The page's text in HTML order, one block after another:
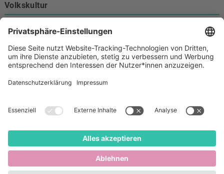
Volkskultur
80331 München
Kontakt
089 233-21172
volkskultur@muenchen.de
Volkskultur auf Facebook
Volkskultur Instagram
Volkskultur auf Youtube